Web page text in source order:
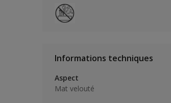
Informations techniques
Aspect
Mat velouté